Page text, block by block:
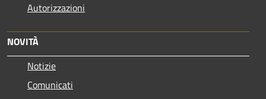
Autorizzazioni
NOVITÀ
Notizie
Comunicati